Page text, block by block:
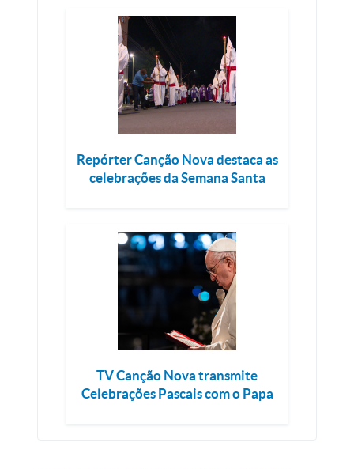
Repórter Canção Nova destaca as
celebrações da Semana Santa
TV Canção Nova transmite
Celebrações Pascais com o Papa